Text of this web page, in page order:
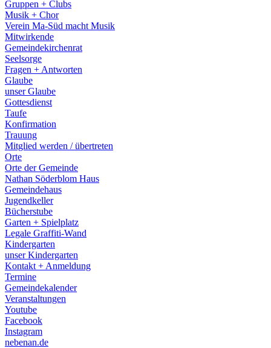
Gruppen + Clubs
Musik + Chor
Verein Ma-Süd macht Musik
Mitwirkende
Gemeindekirchenrat
Seelsorge
Fragen + Antworten
Glaube
unser Glaube
Gottesdienst
Taufe
Konfirmation
Trauung
Mitglied werden / übertreten
Orte
Orte der Gemeinde
Nathan Söderblom Haus
Gemeindehaus
Jugendkeller
Bücherstube
Garten + Spielplatz
Legale Graffiti-Wand
Kindergarten
unser Kindergarten
Kontakt + Anmeldung
Termine
Gemeindekalender
Veranstaltungen
Youtube
Facebook
Instagram
nebenan.de